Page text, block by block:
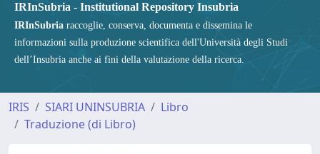
IRInSubria - Institutional Repository Insubria
IRInSubria raccoglie, conserva, documenta e dissemina le
informazioni sulla produzione scientifica dell'Università degli Studi
dell’Insubria anche ai fini della valutazione della ricerca.
IRIS SIARI UNINSUBRIA
Libro
Traduzione (di Libro)